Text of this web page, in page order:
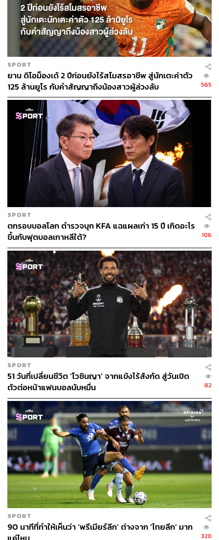
155
ABOUT THE AUTHOR
THE STANDARD TEAM
SPORT
ยาน ดิโอม็องเด้ 2 ปีก่อนยังไร้สโมสรอาชีพ สู่นักเตะค่าตัว
125 ล้านยูโร กับคำสัญญาถึงน้องสาวผู้ล่วงลับ
565
SPORT
ตกรอบบอลโลก ตำรวจบุก KFA แฉแผลเก่า 15 ปี เกิดอะไร
ขึ้นกับฟุตบอลเกาหลีใต้?
106
SPORT
51 วันที่เปลี่ยนชีวิต ‘โวซินญา’ จากแข้งไร้สังกัด สู่วันเปิด
ตัวต่อหน้าแฟนบอลนับหมื่น
82
SPORT
90 นาทีที่ทำให้เห็นว่า ‘พรีเมียร์ลีก’ ต่างจาก ‘ไทยลีก’ มาก
320